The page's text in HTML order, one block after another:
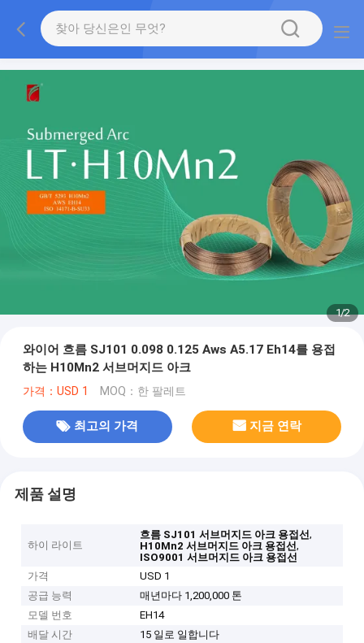
1/2
와이어 흐름 SJ101 0.098 0.125 Aws A5.17 Eh14를 용접
하는 H10Mn2 서브머지드 아크
가격：USD 1 MOQ：한 팔레트
최고의 가격 지금 연락
제품 설명
하이 라이트
흐름 SJ101 서브머지드 아크 용접선,
H10Mn2 서브머지드 아크 용접선,
ISO9001 서브머지드 아크 용접선
가격
USD 1
공급 능력
매년마다 1,200,000 톤
모델 번호
EH14
배달 시간
15 일로 일합니다